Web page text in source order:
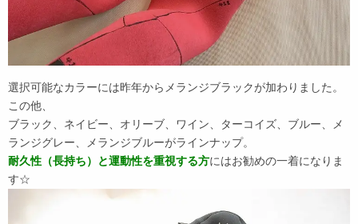
選択可能なカラーには昨年からメランジブラックが加わりました。
この他、
ブラック、ネイビー、オリーブ、ワイン、ターコイズ、ブルー、メ
ランジグレー、メランジブルーがラインナップ。
耐久性（長持ち）と運動性を重視する方にはお勧めの一着になりま
す☆